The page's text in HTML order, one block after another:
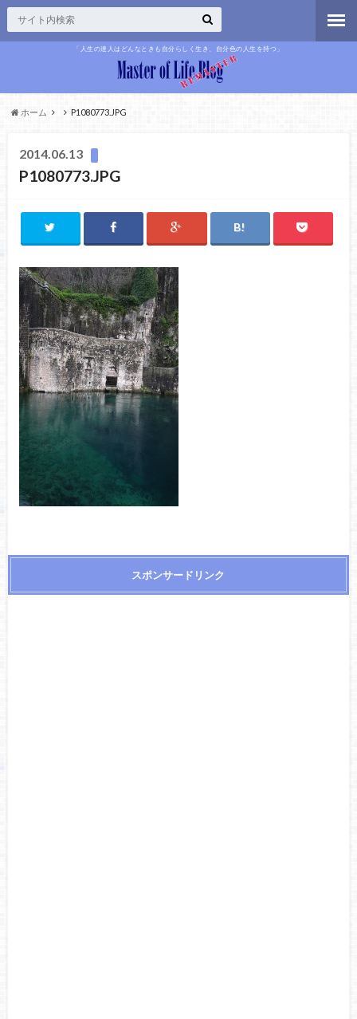
「人生の達人はどんなときも自分らしく生き、自分色の人生を持つ」
ホーム P1080773.JPG
2014.06.13
P1080773.JPG
スポンサードリンク